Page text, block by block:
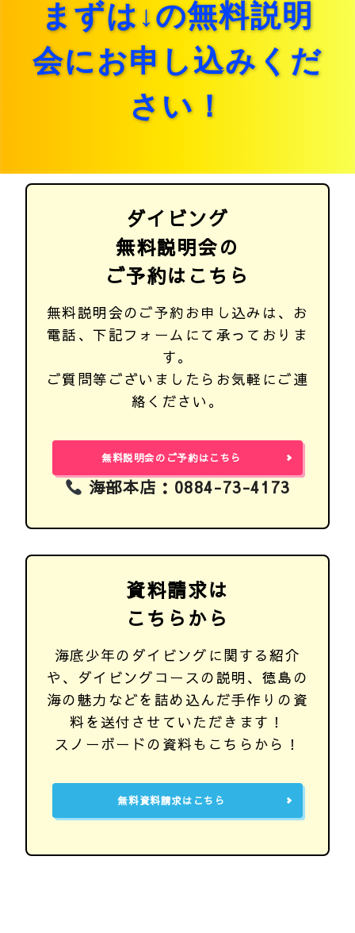
まずは↓の無料説明
会にお申し込みくだ
さい！
ダイビング
無料説明会の
ご予約はこちら
無料説明会のご予約お申し込みは、お
電話、下記フォームにて承っておりま
す。
ご質問等ございましたらお気軽にご連
絡ください。
無料説明会のご予約はこちら
海部本店：0884-73-4173
資料請求は
こちらから
海底少年のダイビングに関する紹介
や、ダイビングコースの説明、徳島の
海の魅力などを詰め込んだ手作りの資
料を送付させていただきます！
スノーボードの資料もこちらから！
無料資料請求はこちら